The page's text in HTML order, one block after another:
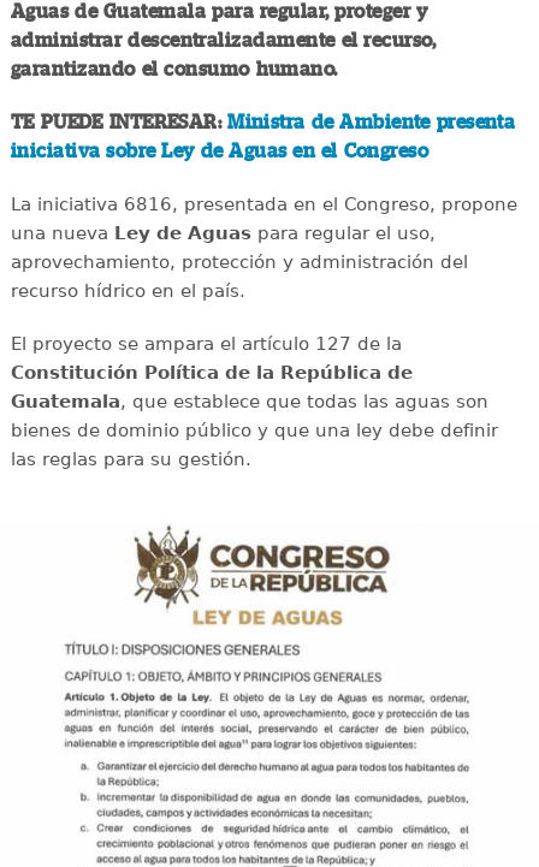
Aguas de Guatemala para regular, proteger y
administrar descentralizadamente el recurso,
garantizando el consumo humano.
TE PUEDE INTERESAR:Ministra de Ambiente presenta
iniciativa sobre Ley de Aguas en el Congreso
La iniciativa 6816, presentada en el Congreso, propone
una nueva Ley de Aguaspara regular el uso,
aprovechamiento, protección y administración del
recurso hídrico en el país.
El proyecto se ampara el artículo 127 de la
Constitución Política de la República de
Guatemala, que establece que todas las aguas son
bienes de dominio público y que una ley debe definir
las reglas para su gestión.